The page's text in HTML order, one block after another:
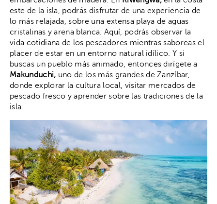
este de la isla, podrás disfrutar de una experiencia de
lo más relajada, sobre una extensa playa de aguas
cristalinas y arena blanca. Aquí, podrás observar la
vida cotidiana de los pescadores mientras saboreas el
placer de estar en un entorno natural idílico. Y si
buscas un pueblo más animado, entonces dirígete a
Makunduchi, uno de los más grandes de Zanzíbar,
donde explorar la cultura local, visitar mercados de
pescado fresco y aprender sobre las tradiciones de la
isla.